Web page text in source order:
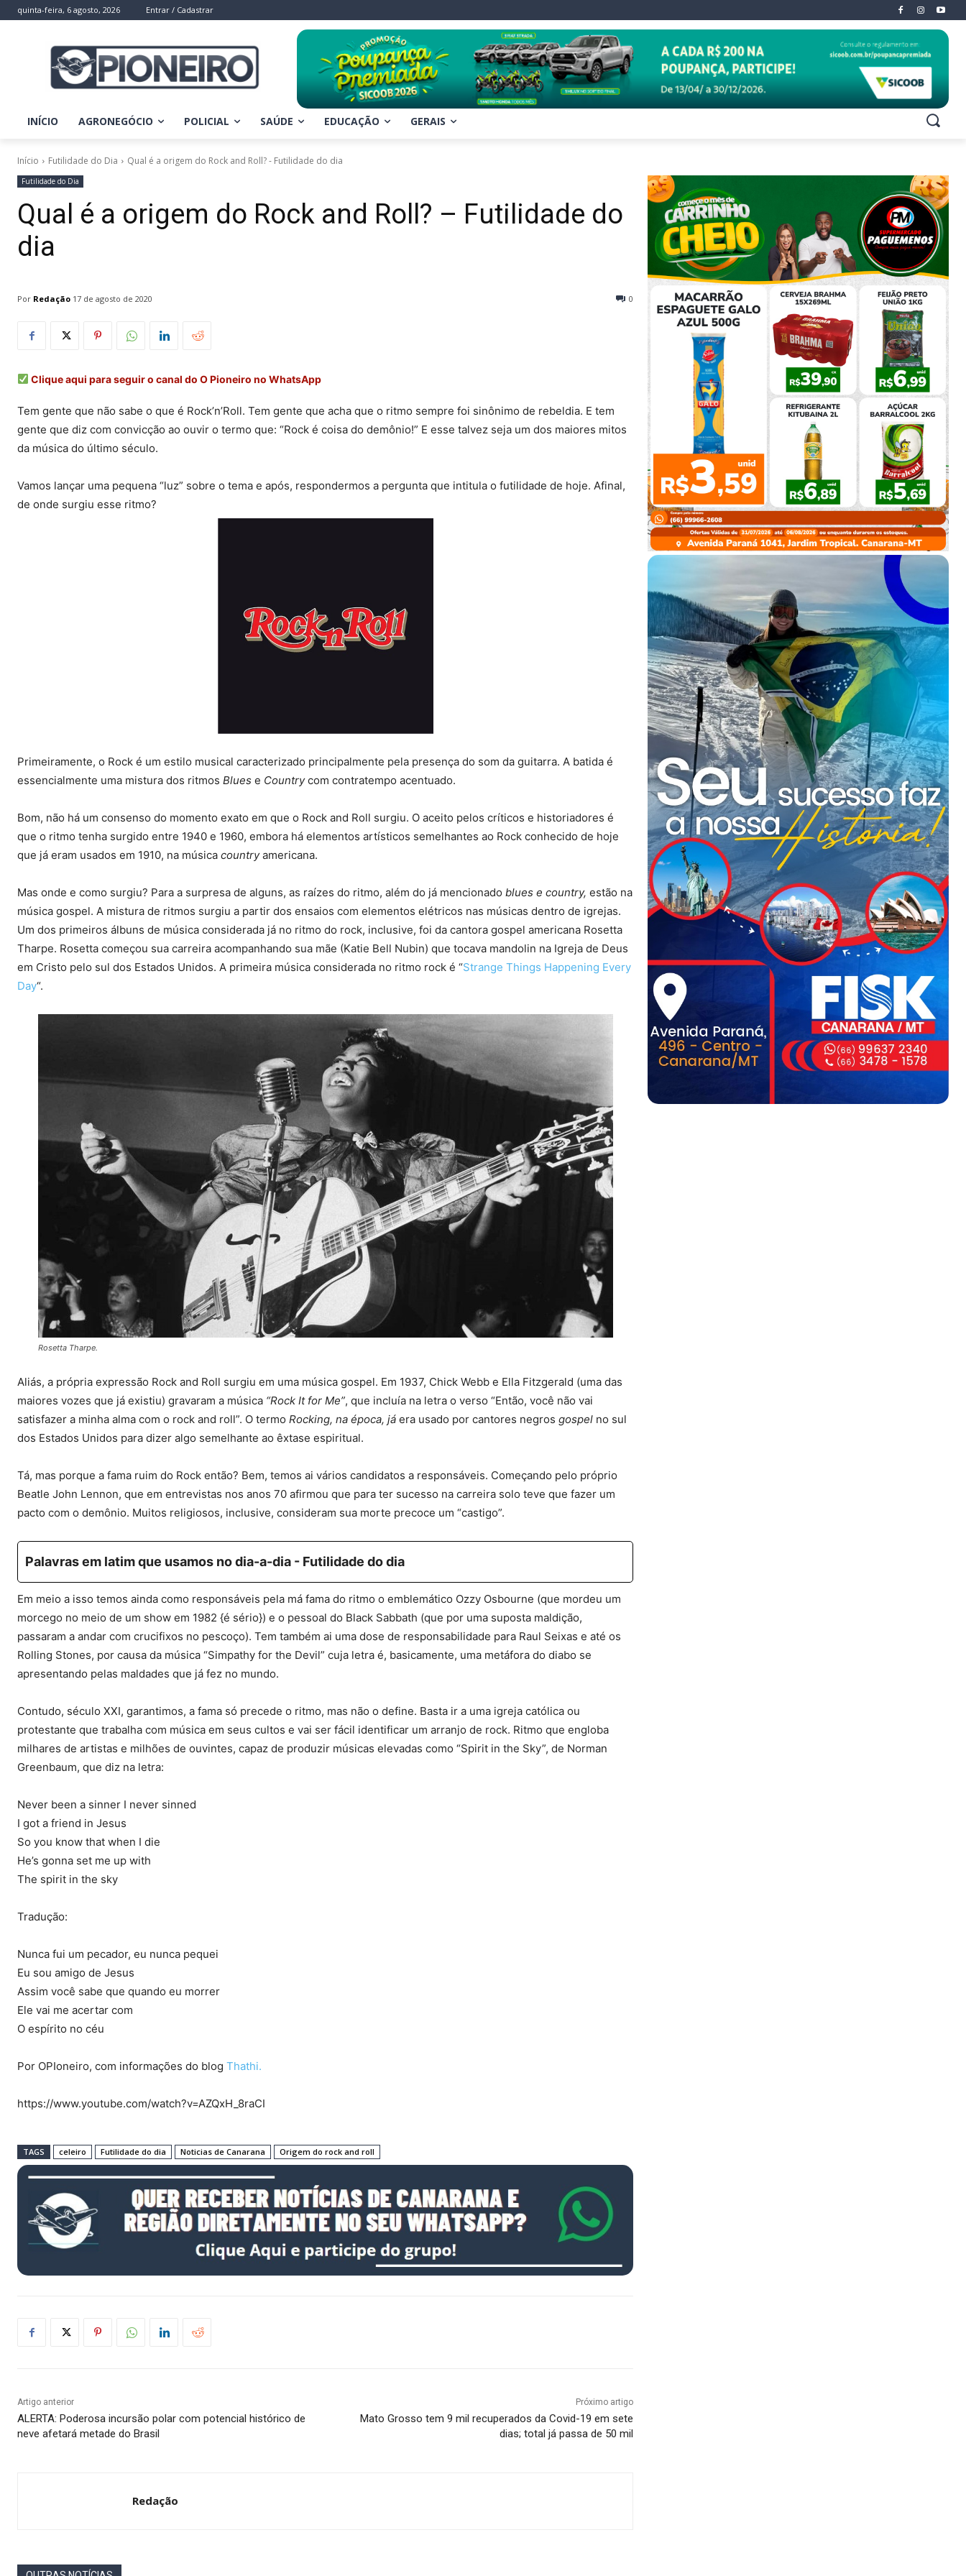
quinta-feira, 6 agosto, 2026 Entrar / Cadastrar
INÍCIO AGRONEGÓCIO POLICIAL SAÚDE EDUCAÇÃO GERAIS
Início Futilidade do Dia Qual é a origem do Rock and Roll? - Futilidade do dia
Futilidade do Dia
Qual é a origem do Rock and Roll? – Futilidade do
dia
Por Redação 0
17 de agosto de 2020
Clique aqui para seguir o canal do O Pioneiro no WhatsApp
Tem gente que não sabe o que é Rock’n’Roll. Tem gente que acha que o ritmo sempre foi sinônimo de rebeldia. E tem
gente que diz com convicção ao ouvir o termo que: “Rock é coisa do demônio!” E esse talvez seja um dos maiores mitos
da música do último século.
Vamos lançar uma pequena “luz” sobre o tema e após, respondermos a pergunta que intitula o futilidade de hoje. Afinal,
de onde surgiu esse ritmo?
Primeiramente, o Rock é um estilo musical caracterizado principalmente pela presença do som da guitarra. A batida é
essencialmente uma mistura dos ritmos Blues e Countrycom contratempo acentuado.
Bom, não há um consenso do momento exato em que o Rock and Roll surgiu. O aceito pelos críticos e historiadores é
que o ritmo tenha surgido entre 1940 e 1960, embora há elementos artísticos semelhantes ao Rock conhecido de hoje
que já eram usados em 1910, na música countryamericana.
Mas onde e como surgiu? Para a surpresa de alguns, as raízes do ritmo, além do já mencionado blues e country, estão na
música gospel. A mistura de ritmos surgiu a partir dos ensaios com elementos elétricos nas músicas dentro de igrejas.
Um dos primeiros álbuns de música considerada já no ritmo do rock, inclusive, foi da cantora gospel americana Rosetta
Tharpe. Rosetta começou sua carreira acompanhando sua mãe (Katie Bell Nubin) que tocava mandolin na Igreja de Deus
em Cristo pelo sul dos Estados Unidos. A primeira música considerada no ritmo rock é “Strange Things Happening Every
Day“.
Rosetta Tharpe.
Aliás, a própria expressão Rock and Roll surgiu em uma música gospel. Em 1937, Chick Webb e Ella Fitzgerald (uma das
maiores vozes que já existiu) gravaram a música “Rock It for Me”, que incluía na letra o verso “Então, você não vai
satisfazer a minha alma com o rock and roll”. O termo Rocking, na época, já era usado por cantores negros gospel no sul
dos Estados Unidos para dizer algo semelhante ao êxtase espiritual.
Tá, mas porque a fama ruim do Rock então? Bem, temos ai vários candidatos a responsáveis. Começando pelo próprio
Beatle John Lennon, que em entrevistas nos anos 70 afirmou que para ter sucesso na carreira solo teve que fazer um
pacto com o demônio. Muitos religiosos, inclusive, consideram sua morte precoce um “castigo”.
Palavras em latim que usamos no dia-a-dia - Futilidade do dia
Em meio a isso temos ainda como responsáveis pela má fama do ritmo o emblemático Ozzy Osbourne (que mordeu um
morcego no meio de um show em 1982 {é sério}) e o pessoal do Black Sabbath (que por uma suposta maldição,
passaram a andar com crucifixos no pescoço). Tem também ai uma dose de responsabilidade para Raul Seixas e até os
Rolling Stones, por causa da música “Simpathy for the Devil” cuja letra é, basicamente, uma metáfora do diabo se
apresentando pelas maldades que já fez no mundo.
Contudo, século XXI, garantimos, a fama só precede o ritmo, mas não o define. Basta ir a uma igreja católica ou
protestante que trabalha com música em seus cultos e vai ser fácil identificar um arranjo de rock. Ritmo que engloba
milhares de artistas e milhões de ouvintes, capaz de produzir músicas elevadas como “Spirit in the Sky”, de Norman
Greenbaum, que diz na letra:
Never been a sinner I never sinned
I got a friend in Jesus
So you know that when I die
He’s gonna set me up with
The spirit in the sky
Tradução:
Nunca fui um pecador, eu nunca pequei
Eu sou amigo de Jesus
Assim você sabe que quando eu morrer
Ele vai me acertar com
O espírito no céu
Por OPIoneiro, com informações do blog Thathi.
https://www.youtube.com/watch?v=AZQxH_8raCI
TAGS celeiro Futilidade do dia Noticias de Canarana Origem do rock and roll
Artigo anterior
ALERTA: Poderosa incursão polar com potencial histórico de
neve afetará metade do Brasil
Próximo artigo
Mato Grosso tem 9 mil recuperados da Covid-19 em sete
dias; total já passa de 50 mil
Redação